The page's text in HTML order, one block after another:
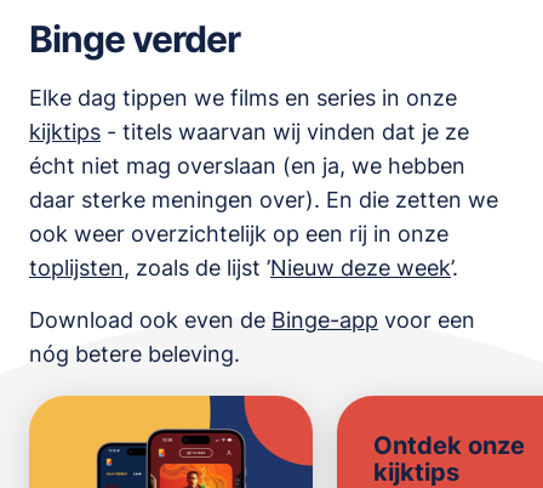
Binge verder
Elke dag tippen we films en series in onze
kijktips - titels waarvan wij vinden dat je ze
écht niet mag overslaan (en ja, we hebben
daar sterke meningen over). En die zetten we
ook weer overzichtelijk op een rij in onze
toplijsten, zoals de lijst ’Nieuw deze week’.
Download ook even de Binge-app voor een
nóg betere beleving.
Ontdek onze
kijktips